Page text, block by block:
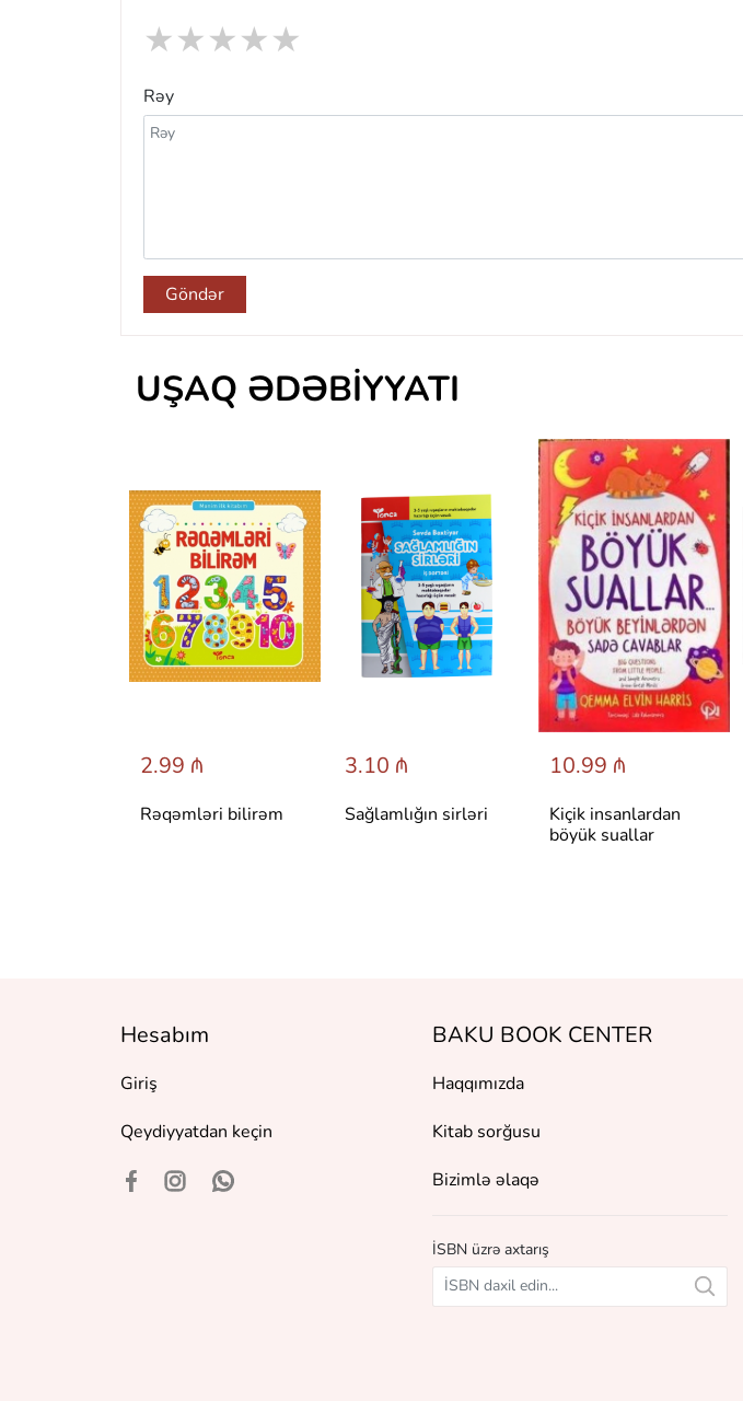
★
★
★
★
★
Rəy
Göndər
UŞAQ ƏDƏBIYYATI
2.99 ₼
Rəqəmləri bilirəm
3.10 ₼
Sağlamlığın sirləri
10.99 ₼
Kiçik insanlardan
böyük suallar
Hesabım
Giriş
Qeydiyyatdan keçin
BAKU BOOK CENTER
Haqqımızda
Kitab sorğusu
Bizimlə əlaqə
İSBN üzrə axtarış